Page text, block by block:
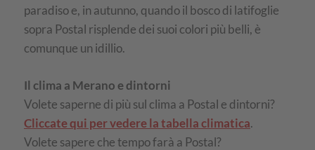
paradiso e, in autunno, quando il bosco di latifoglie
sopra Postal risplende dei suoi colori più belli, è
comunque un idillio.
Il clima a Merano e dintorni
Volete saperne di più sul clima a Postal e dintorni?
Cliccate qui per vedere la tabella climatica.
Volete sapere che tempo farà a Postal?